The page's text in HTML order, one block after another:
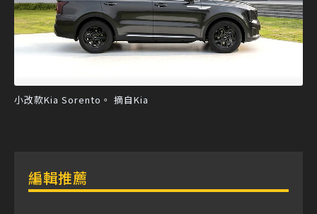
小改款Kia Sorento。 摘自Kia
編輯推薦